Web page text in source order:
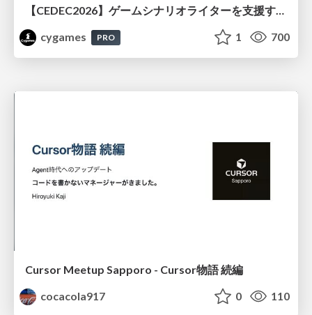
【CEDEC2026】ゲームシナリオライターを支援するAIツール開発の実践 ― 設計とプロンプトの工夫 ―
cygames
PRO 1 700
Cursor Meetup Sapporo - Cursor物語 続編
cocacola917
0 110